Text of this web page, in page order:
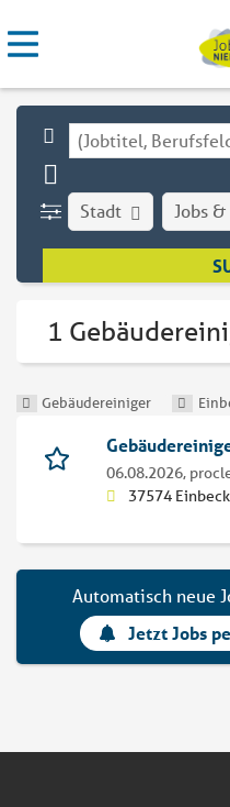
Stadt Jobs
1
Gebäudereiniger
06.08.2026,
37574 Einbeck
Automatisch neue
Jetzt Jobs